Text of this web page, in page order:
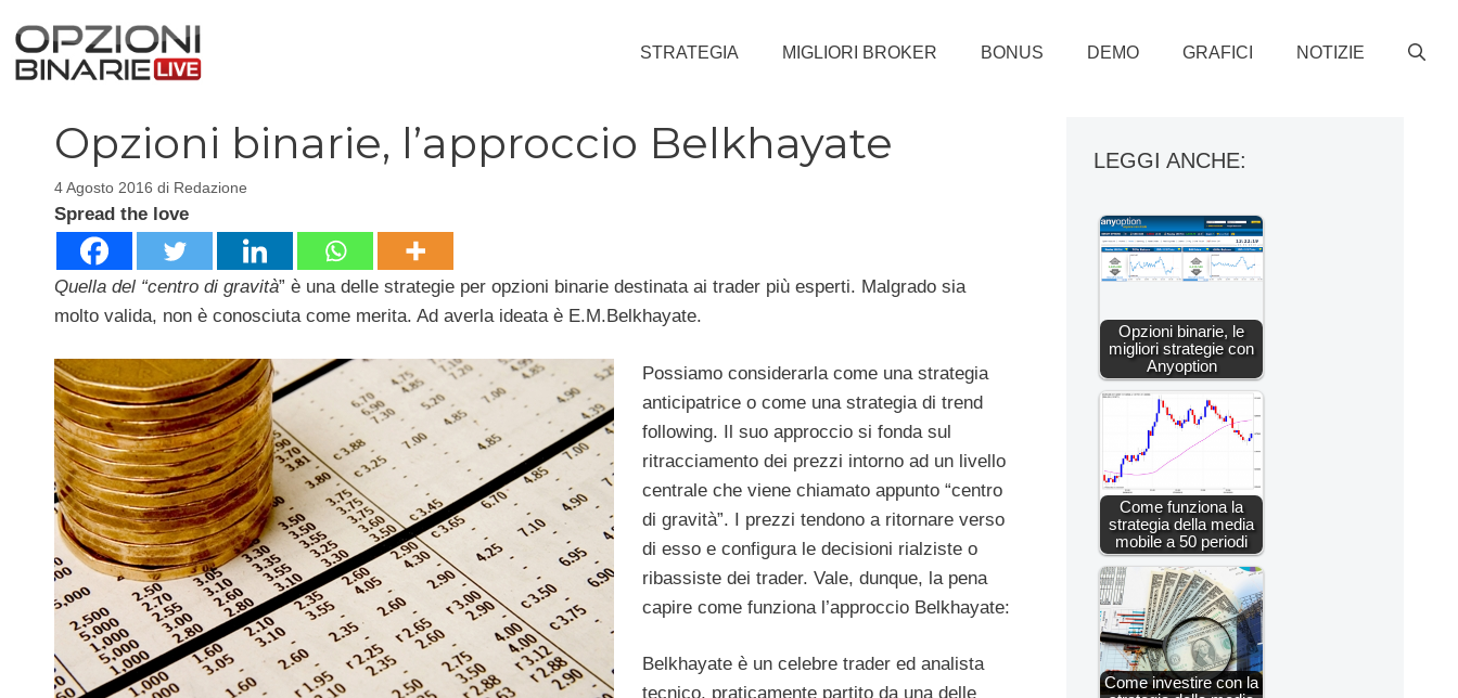
contenuto
STRATEGIA MIGLIORI BROKER BONUS DEMO GRAFICI NOTIZIE
Opzioni binarie, l’approccio Belkhayate
4 Agosto 2016 di Redazione
Spread the love
Quella del “centro di gravità” è una delle strategie per opzioni binarie destinata ai trader più esperti. Malgrado sia
molto valida, non è conosciuta come merita. Ad averla ideata è E.M.Belkhayate.
Possiamo considerarla come una strategia
anticipatrice o come una strategia di trend
following. Il suo approccio si fonda sul
ritracciamento dei prezzi intorno ad un livello
centrale che viene chiamato appunto “centro
di gravità”. I prezzi tendono a ritornare verso
di esso e configura le decisioni rialziste o
ribassiste dei trader. Vale, dunque, la pena
capire come funziona l’approccio Belkhayate:
Belkhayate è un celebre trader ed analista
tecnico, praticamente partito da una delle
LEGGI ANCHE:
Opzioni binarie, le
migliori strategie con
Anyoption
Come funziona la
strategia della media
mobile a 50 periodi
Come investire con la